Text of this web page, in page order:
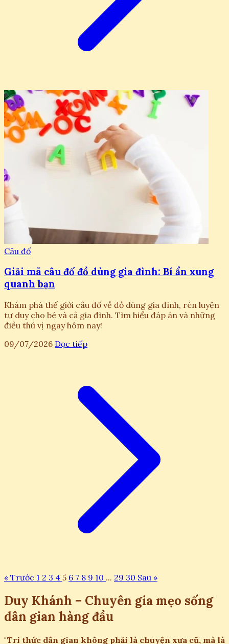
Câu đố
Giải mã câu đố đồ dùng gia đình: Bí ẩn xung
quanh bạn
Khám phá thế giới câu đố về đồ dùng gia đình, rèn luyện
tư duy cho bé và cả gia đình. Tìm hiểu đáp án và những
điều thú vị ngay hôm nay!
09/07/2026 Đọc tiếp
« Trước 1 2 3 4 5 6 7 8 9 10 ... 29 30 Sau »
Duy Khánh – Chuyên gia mẹo sống
dân gian hàng đầu
"Tri thức dân gian không phải là chuyện xưa cũ, mà là